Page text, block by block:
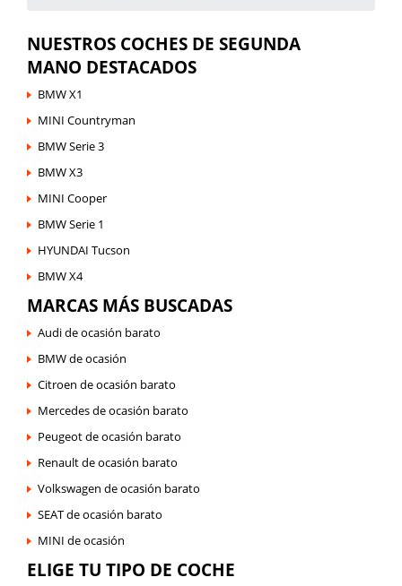
NUESTROS COCHES DE SEGUNDA
MANO DESTACADOS
BMW X1
MINI Countryman
BMW Serie 3
BMW X3
MINI Cooper
BMW Serie 1
HYUNDAI Tucson
BMW X4
MARCAS MÁS BUSCADAS
Audi de ocasión barato
BMW de ocasión
Citroen de ocasión barato
Mercedes de ocasión barato
Peugeot de ocasión barato
Renault de ocasión barato
Volkswagen de ocasión barato
SEAT de ocasión barato
MINI de ocasión
ELIGE TU TIPO DE COCHE